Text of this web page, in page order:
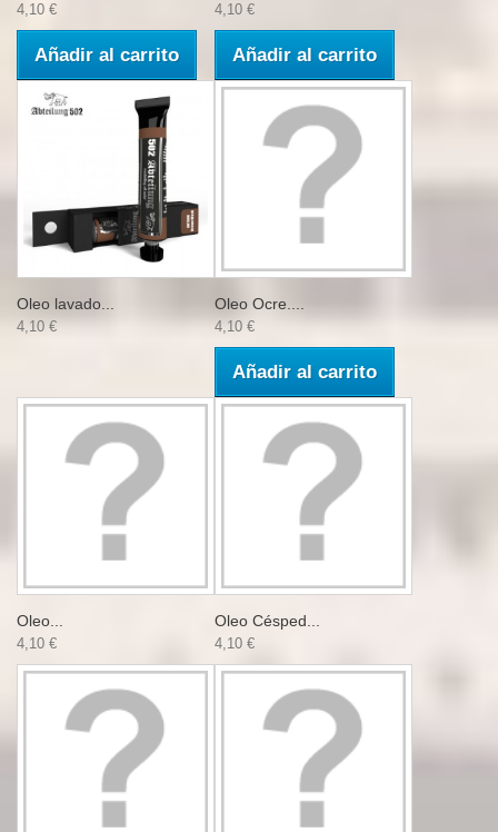
4,10 €
Añadir al carrito
4,10 €
Añadir al carrito
Oleo lavado...
4,10 €
Oleo Ocre....
4,10 €
Añadir al carrito
Oleo...
4,10 €
Oleo Césped...
4,10 €